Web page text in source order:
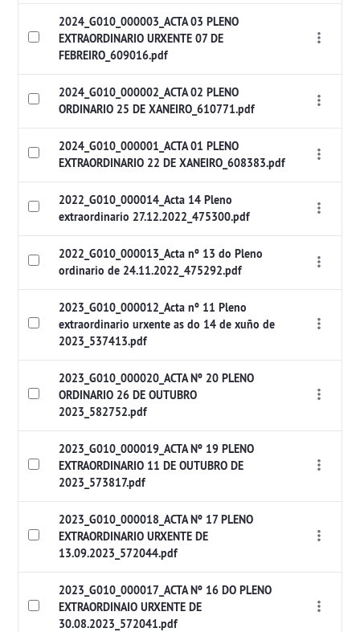
2024_G010_000003_ACTA 03 PLENO
EXTRAORDINARIO URXENTE 07 DE
FEBREIRO_609016.pdf
2024_G010_000002_ACTA 02 PLENO
ORDINARIO 25 DE XANEIRO_610771.pdf
2024_G010_000001_ACTA 01 PLENO
EXTRAORDINARIO 22 DE XANEIRO_608383.pdf
2022_G010_000014_Acta 14 Pleno
extraordinario 27.12.2022_475300.pdf
2022_G010_000013_Acta nº 13 do Pleno
ordinario de 24.11.2022_475292.pdf
2023_G010_000012_Acta nº 11 Pleno
extraordinario urxente as do 14 de xuño de
2023_537413.pdf
2023_G010_000020_ACTA Nº 20 PLENO
ORDINARIO 26 DE OUTUBRO
2023_582752.pdf
2023_G010_000019_ACTA Nº 19 PLENO
EXTRAORDINARIO 11 DE OUTUBRO DE
2023_573817.pdf
2023_G010_000018_ACTA Nº 17 PLENO
EXTRAORDINARIO URXENTE DE
13.09.2023_572044.pdf
2023_G010_000017_ACTA Nº 16 DO PLENO
EXTRAORDINAIO URXENTE DE
30.08.2023_572041.pdf